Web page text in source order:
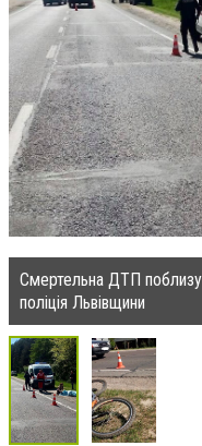
Смертельна ДТП
поліція Львівщини